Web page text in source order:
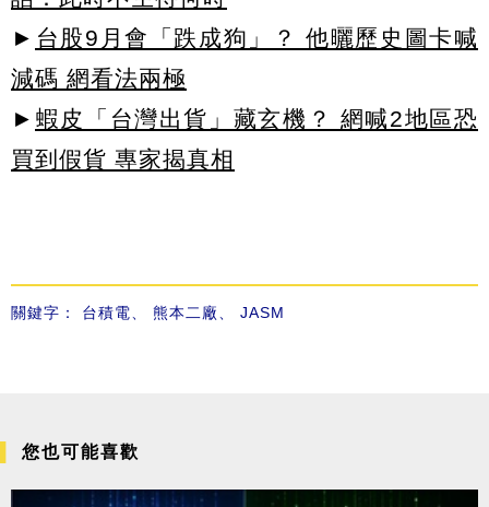
► 台股9月會「跌成狗」？ 他曬歷史圖卡喊
減碼 網看法兩極
► 蝦皮「台灣出貨」藏玄機？ 網喊2地區恐
買到假貨 專家揭真相
關鍵字： 台積電 熊本二廠 JASM
您也可能喜歡